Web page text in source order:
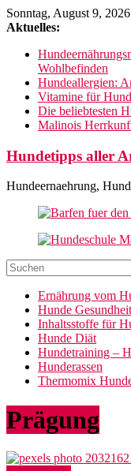
Zum
Inhalt
Sonntag, August 9, 2026
Aktuelles:
Wohlbefinden
Hundeallergien:
Vitamine für
Die beliebtesten
Malinois
Hundetipps aller
Hundeernaehrung,
Ernährung vom
Hunde Gesundheit
Inhaltsstoffe für
Hunde Diät
Hundetraining –
Hunderassen
Thermomix
Prägung